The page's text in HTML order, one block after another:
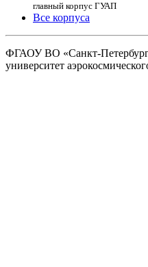
главный корпус ГУАП
Все корпуса
ФГАОУ ВО «Санкт-
университет